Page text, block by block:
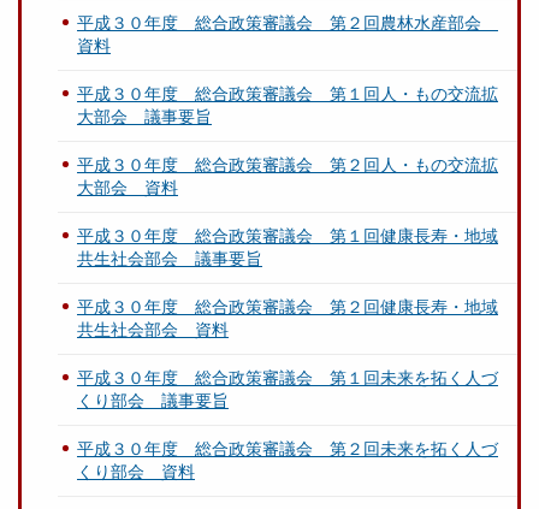
平成３０年度 総合政策審議会 第２回農林水産部会
資料
平成３０年度 総合政策審議会 第１回人・もの交流拡
大部会 議事要旨
平成３０年度 総合政策審議会 第２回人・もの交流拡
大部会 資料
平成３０年度 総合政策審議会 第１回健康長寿・地域
共生社会部会 議事要旨
平成３０年度 総合政策審議会 第２回健康長寿・地域
共生社会部会 資料
平成３０年度 総合政策審議会 第１回未来を拓く人づ
くり部会 議事要旨
平成３０年度 総合政策審議会 第２回未来を拓く人づ
くり部会 資料